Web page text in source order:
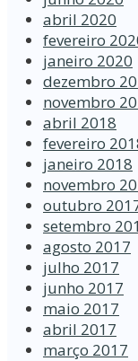
abril 2020
fevereiro
janeiro 2020
dezembro
novembro
abril 2018
fevereiro
janeiro 2018
novembro
outubro
setembro
agosto 2017
julho 2017
junho 2017
maio 2017
abril 2017
março 2017